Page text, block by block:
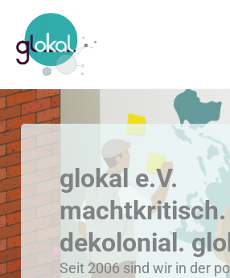
Inhalt
springen
glokal e.V.
machtkritisch.
dekolonial.
Seit 2006 sind wir in der